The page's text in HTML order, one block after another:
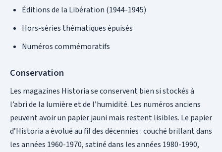
Éditions de la Libération (1944-1945)
Hors-séries thématiques épuisés
Numéros commémoratifs
Conservation
Les magazines Historia se conservent bien si stockés à
l’abri de la lumière et de l’humidité. Les numéros anciens
peuvent avoir un papier jauni mais restent lisibles. Le papier
d’Historia a évolué au fil des décennies : couché brillant dans
les années 1960-1970, satiné dans les années 1980-1990,